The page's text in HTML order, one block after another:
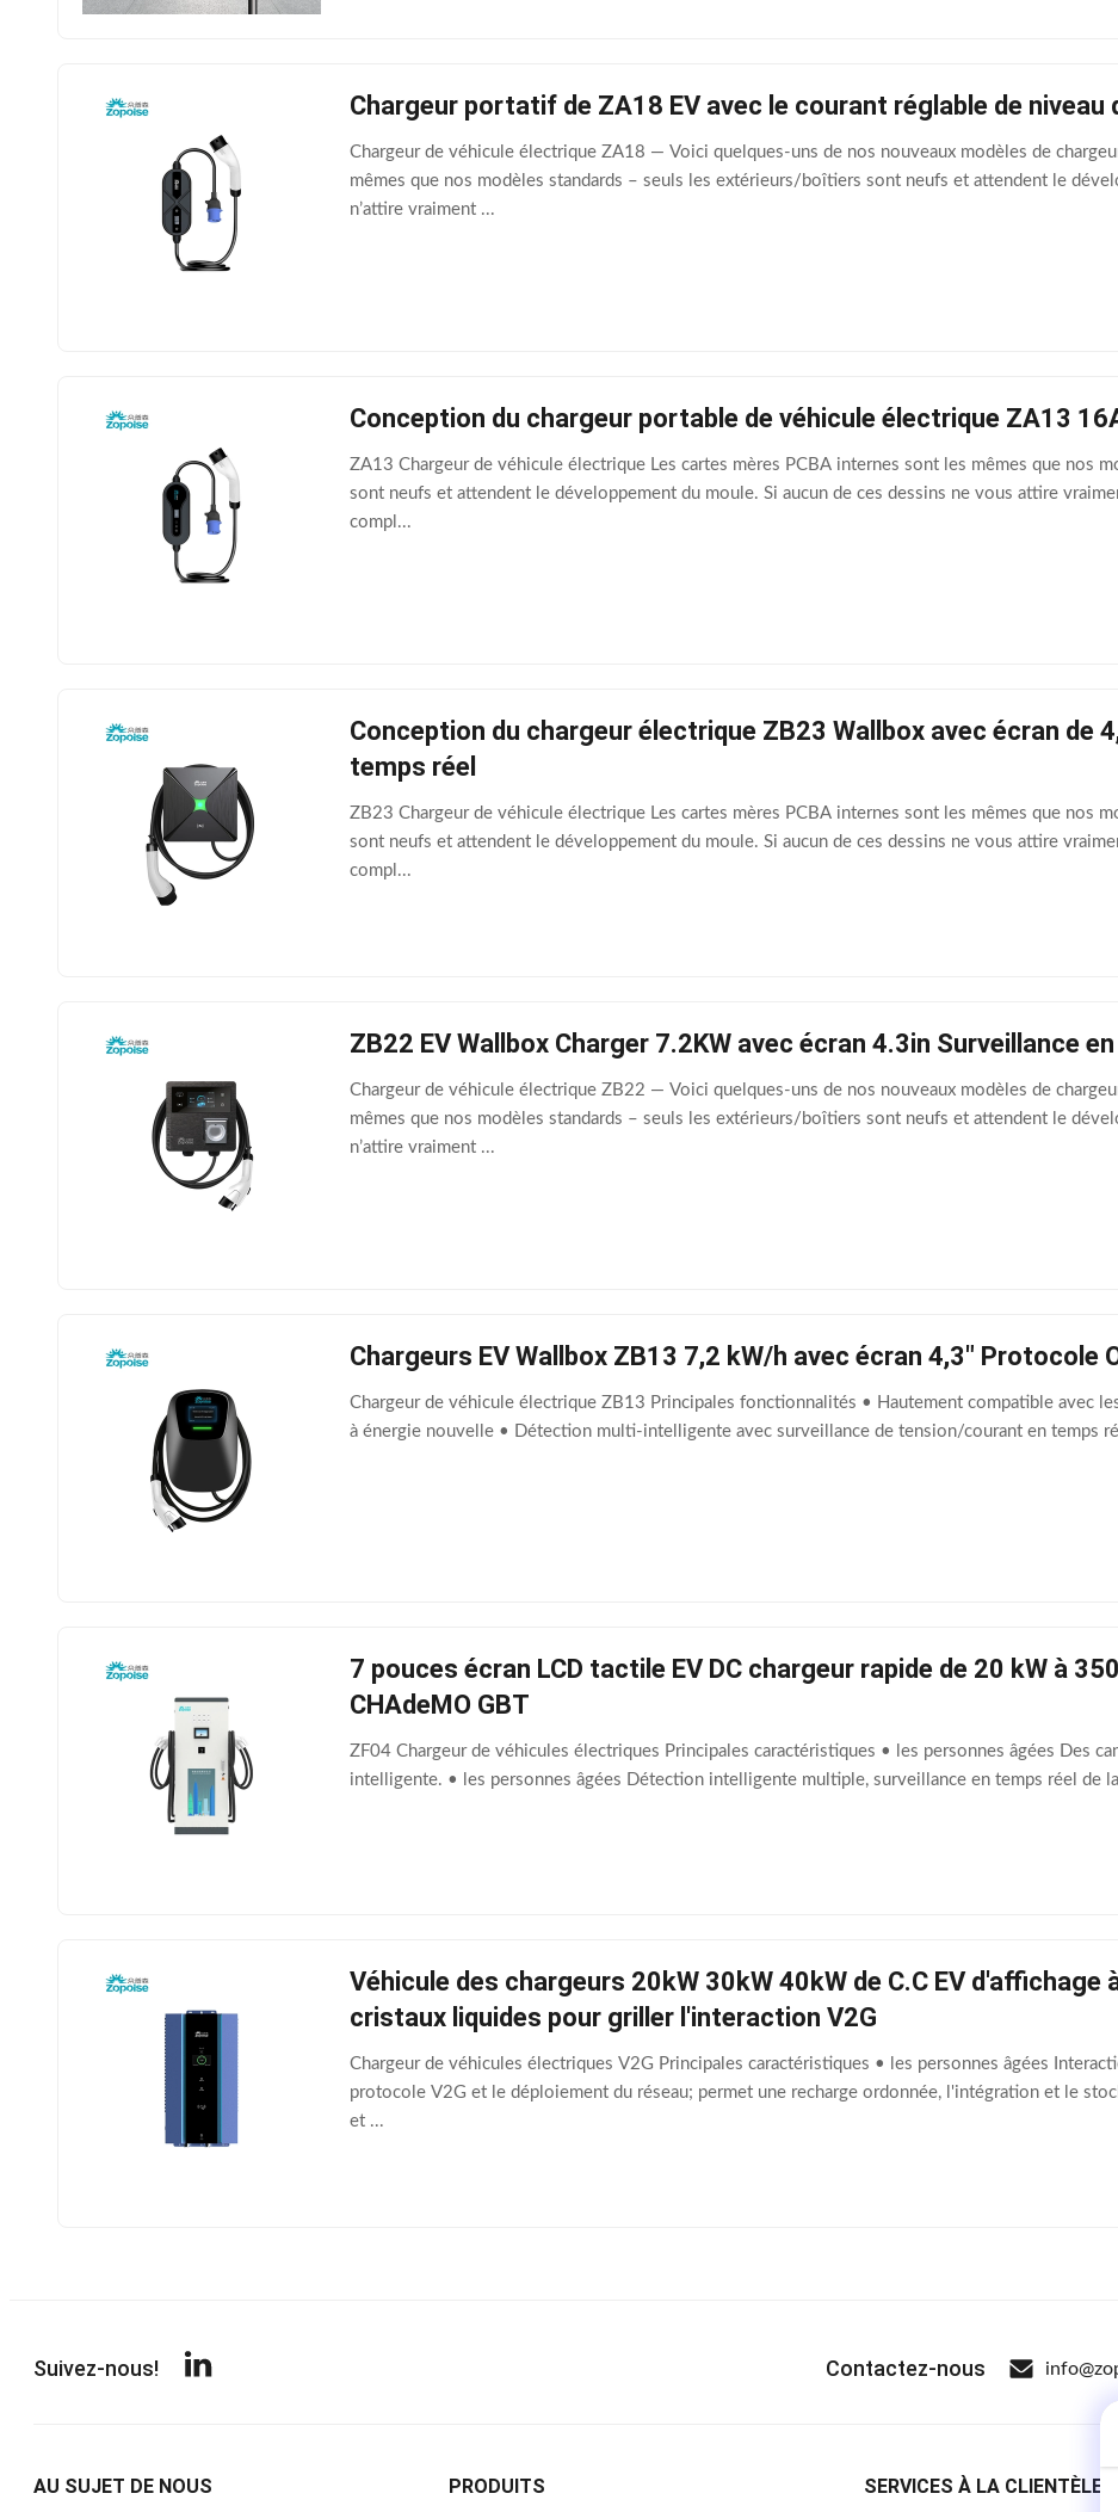
Chargeur portatif de ZA18 EV avec le courant réglable de niveau
Chargeur de véhicule électrique ZA18 — Voici quelques-uns de nos nouveaux modèles de
mêmes que nos modèles standards – seuls les extérieurs/boîtiers sont neufs et attendent le
n’attire vraiment ...
Conception du chargeur portable de véhicule électrique ZA13
ZA13 Chargeur de véhicule électrique Les cartes mères PCBA internes sont les mêmes que nos
sont neufs et attendent le développement du moule. Si aucun de ces dessins ne vous attire
compl...
Conception du chargeur électrique ZB23 Wallbox avec écran de
temps réel
ZB23 Chargeur de véhicule électrique Les cartes mères PCBA internes sont les mêmes que nos
sont neufs et attendent le développement du moule. Si aucun de ces dessins ne vous attire
compl...
ZB22 EV Wallbox Charger 7.2KW avec écran 4.3in Surveillance
Chargeur de véhicule électrique ZB22 — Voici quelques-uns de nos nouveaux modèles de
mêmes que nos modèles standards – seuls les extérieurs/boîtiers sont neufs et attendent le
n’attire vraiment ...
Chargeurs EV Wallbox ZB13 7,2 kW/h avec écran 4,3" Protocole
Chargeur de véhicule électrique ZB13 Principales fonctionnalités • Hautement compatible avec
à énergie nouvelle • Détection multi-intelligente avec surveillance de tension/courant en temps
7 pouces écran LCD tactile EV DC chargeur rapide de 20 kW à
CHAdeMO GBT
ZF04 Chargeur de véhicules électriques Principales caractéristiques • les personnes âgées Des
intelligente. • les personnes âgées Détection intelligente multiple, surveillance en temps réel de
Véhicule des chargeurs 20kW 30kW 40kW de C.C EV
cristaux liquides pour griller l'interaction V2G
Chargeur de véhicules électriques V2G Principales caractéristiques • les personnes âgées
protocole V2G et le déploiement du réseau; permet une recharge ordonnée, l'intégration et le
et ...
Suivez-nous! Contactez-nous
AU SUJET DE NOUS PRODUITS SERVICES À LA CLIENTÈLE